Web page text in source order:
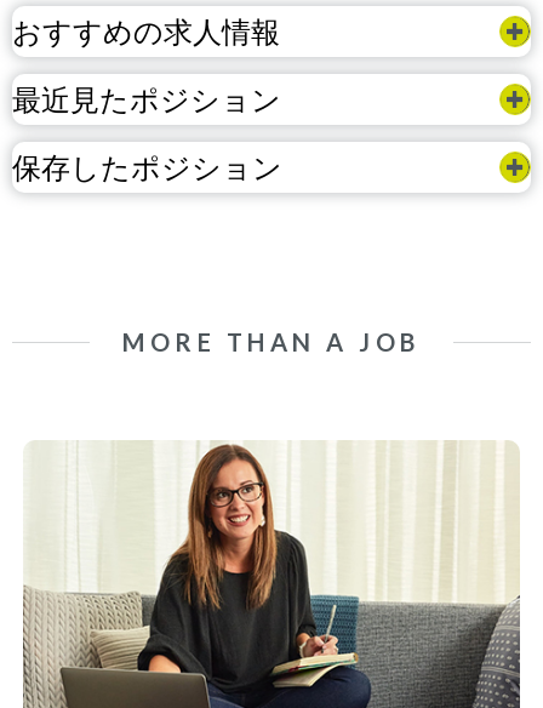
おすすめの求人情報
最近見たポジション
保存したポジション
MORE THAN A JOB